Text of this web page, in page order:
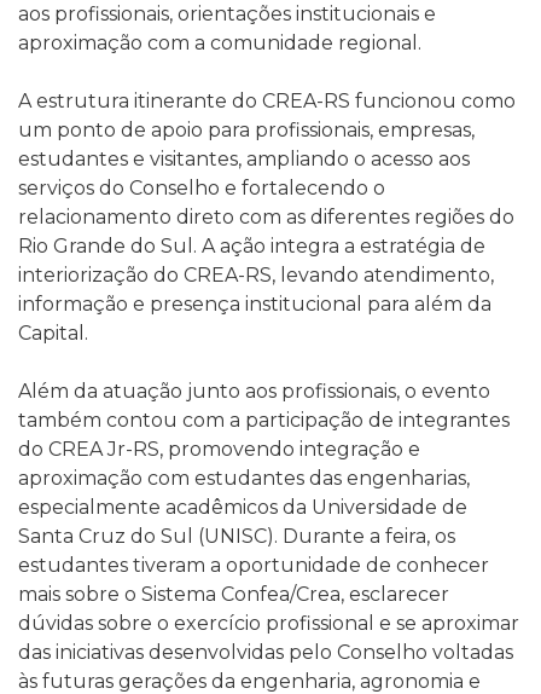
aos profissionais, orientações institucionais e
aproximação com a comunidade regional.
A estrutura itinerante do CREA-RS funcionou como
um ponto de apoio para profissionais, empresas,
estudantes e visitantes, ampliando o acesso aos
serviços do Conselho e fortalecendo o
relacionamento direto com as diferentes regiões do
Rio Grande do Sul. A ação integra a estratégia de
interiorização do CREA-RS, levando atendimento,
informação e presença institucional para além da
Capital.
Além da atuação junto aos profissionais, o evento
também contou com a participação de integrantes
do CREA Jr-RS, promovendo integração e
aproximação com estudantes das engenharias,
especialmente acadêmicos da Universidade de
Santa Cruz do Sul (UNISC). Durante a feira, os
estudantes tiveram a oportunidade de conhecer
mais sobre o Sistema Confea/Crea, esclarecer
dúvidas sobre o exercício profissional e se aproximar
das iniciativas desenvolvidas pelo Conselho voltadas
às futuras gerações da engenharia, agronomia e